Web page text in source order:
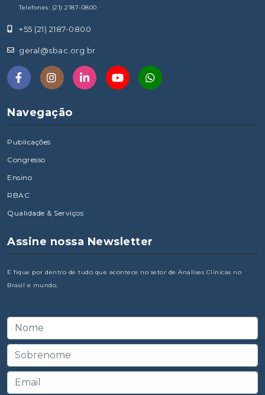
Telefones: (21) 2187-0800
+55 (21) 2187-0800
geral@sbac.org.br
Navegação
Publicações
Congresso
Ensino
RBAC
Qualidade & Serviços
Assine nossa Newsletter
E fique por dentro de tudo que acontece no setor de Analises Clínicas no
Brasil e mundo.